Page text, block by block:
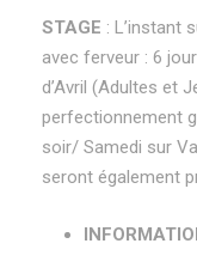
STAGE : L’instant
avec ferveur : 6
d’Avril (Adultes et
perfectionnement
soir/ Samedi sur
seront également